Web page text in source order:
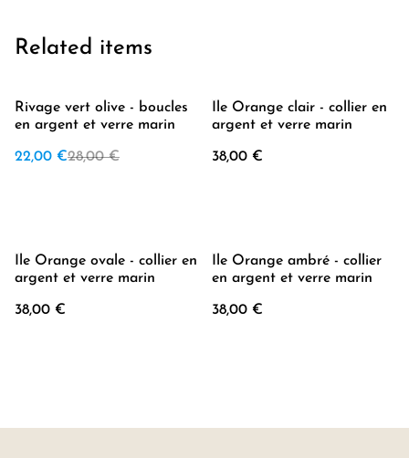
Related items
%
Rivage vert olive - boucles
en argent et verre marin
22,00 €28,00 €
Île Orange clair - collier en
argent et verre marin
38,00 €
Île Orange ovale - collier en
argent et verre marin
38,00 €
Île Orange ambré - collier
en argent et verre marin
38,00 €